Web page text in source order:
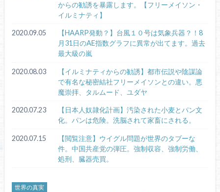
からの勧誘を暴露します。【フリーメイソン・
イルミナティ】
2020.09.05
【HAARP発動？】台風１０号は気象兵器？！8
月31日のAE指数グラフに異常が出てます。過去
最大級の嵐
2020.08.03
【イルミナティからの勧誘】都市伝説や陰謀論
で有名な秘密結社フリーメイソンとの違い。悪
魔崇拝、タルムード、ユダヤ
2020.07.23
【日本人奴隷化計画】汚染された小麦とパン文
化。パンは危険。洗脳されて家畜にされる。
2020.07.15
【閲覧注意】ウイグル問題が世界のタブーな
件。中国共産党の弾圧。強制収容、強制労働、
処刑、臓器売買。
世界の真実